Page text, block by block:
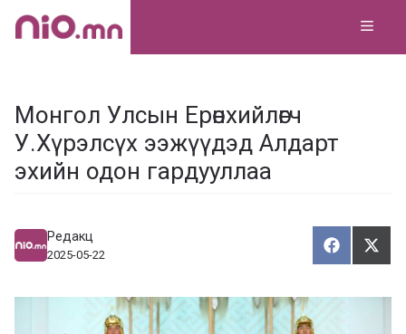
Skip
Монгол Улсын Ерөнхийлөгч
У.Хүрэлсүх ээжүүдэд Алдарт
эхийн одон гардууллаа
Редакц
2025-05-22
Х
у
а
Т
э